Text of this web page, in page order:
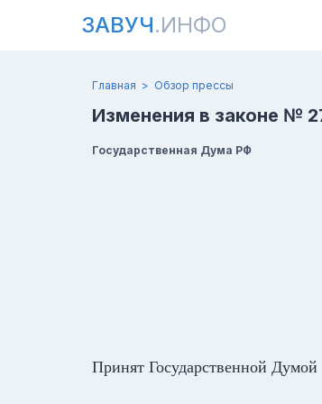
ЗАВУЧ.ИНФО
Главная Обзор прессы
Изменения в законе №
Государственная Дума РФ
Принят